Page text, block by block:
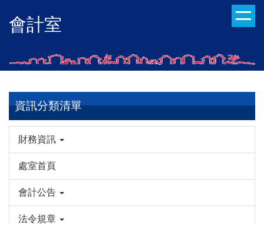
到
內
區
會計室
資訊分類清單
財務資訊
處室首頁
會計公告
法令規章